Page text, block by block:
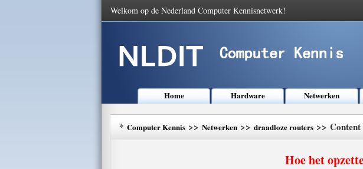
Welkom op de Nederland Computer Kennisnetwerk!
Home Hardware Netwerken
* Computer Kennis >> Netwerken >> draadloze routers >> Content
Hoe het